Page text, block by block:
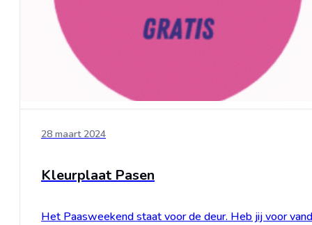
28 maart 2024
Kleurplaat Pasen
Het Paasweekend staat voor de deur. Heb jij voor